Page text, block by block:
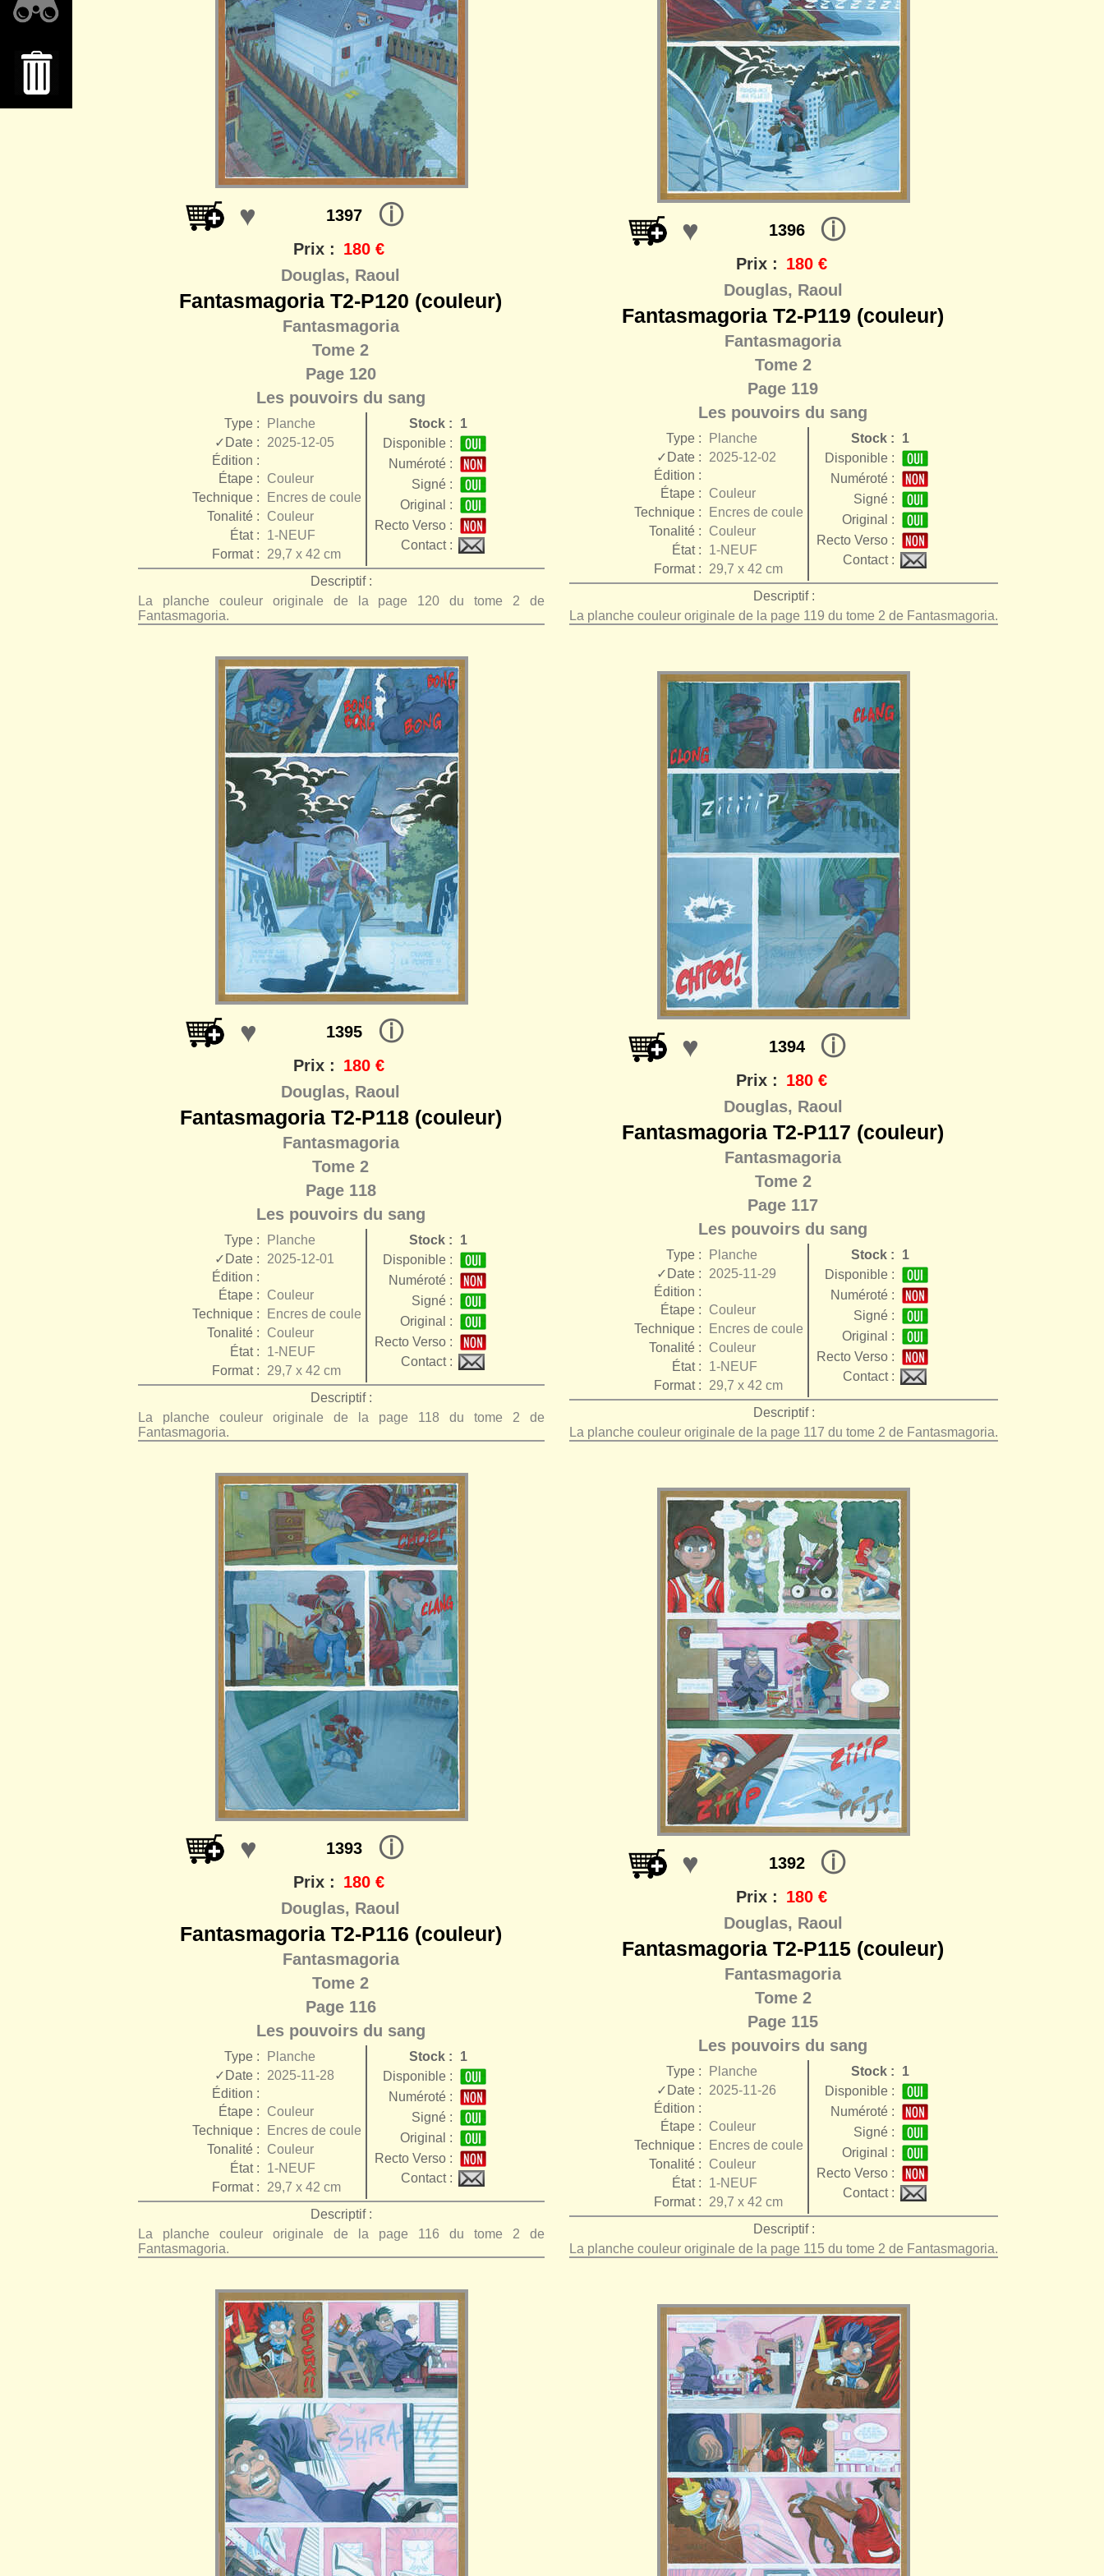
♥ 1397 ⓘ
Prix : 180 €
Douglas, Raoul
Fantasmagoria T2-P120 (couleur)
Fantasmagoria
Tome 2
Page 120
Les pouvoirs du sang
Type :
Planche
✓Date :
2025-12-05
Édition :
Étape :
Couleur
Technique :
Encres de couleur
Tonalité :
Couleur
État :
1-NEUF
Format :
29,7 x 42 cm
Stock :
1
Disponible :
Numéroté :
Signé :
Original :
Recto Verso :
Contact :
Descriptif :
La planche couleur originale de la page 120 du tome 2 de
Fantasmagoria.
♥ 1396 ⓘ
Prix : 180 €
Douglas, Raoul
Fantasmagoria T2-P119 (couleur)
Fantasmagoria
Tome 2
Page 119
Les pouvoirs du sang
Type :
Planche
✓Date :
2025-12-02
Édition :
Étape :
Couleur
Technique :
Encres de couleur
Tonalité :
Couleur
État :
1-NEUF
Format :
29,7 x 42 cm
Stock :
1
Disponible :
Numéroté :
Signé :
Original :
Recto Verso :
Contact :
Descriptif :
La planche couleur originale de la page 119 du tome 2 de Fantasmagoria.
♥ 1395 ⓘ
Prix : 180 €
Douglas, Raoul
Fantasmagoria T2-P118 (couleur)
Fantasmagoria
Tome 2
Page 118
Les pouvoirs du sang
Type :
Planche
✓Date :
2025-12-01
Édition :
Étape :
Couleur
Technique :
Encres de couleur
Tonalité :
Couleur
État :
1-NEUF
Format :
29,7 x 42 cm
Stock :
1
Disponible :
Numéroté :
Signé :
Original :
Recto Verso :
Contact :
Descriptif :
La planche couleur originale de la page 118 du tome 2 de
Fantasmagoria.
♥ 1394 ⓘ
Prix : 180 €
Douglas, Raoul
Fantasmagoria T2-P117 (couleur)
Fantasmagoria
Tome 2
Page 117
Les pouvoirs du sang
Type :
Planche
✓Date :
2025-11-29
Édition :
Étape :
Couleur
Technique :
Encres de couleur
Tonalité :
Couleur
État :
1-NEUF
Format :
29,7 x 42 cm
Stock :
1
Disponible :
Numéroté :
Signé :
Original :
Recto Verso :
Contact :
Descriptif :
La planche couleur originale de la page 117 du tome 2 de Fantasmagoria.
♥ 1393 ⓘ
Prix : 180 €
Douglas, Raoul
Fantasmagoria T2-P116 (couleur)
Fantasmagoria
Tome 2
Page 116
Les pouvoirs du sang
Type :
Planche
✓Date :
2025-11-28
Édition :
Étape :
Couleur
Technique :
Encres de couleur
Tonalité :
Couleur
État :
1-NEUF
Format :
29,7 x 42 cm
Stock :
1
Disponible :
Numéroté :
Signé :
Original :
Recto Verso :
Contact :
Descriptif :
La planche couleur originale de la page 116 du tome 2 de
Fantasmagoria.
♥ 1392 ⓘ
Prix : 180 €
Douglas, Raoul
Fantasmagoria T2-P115 (couleur)
Fantasmagoria
Tome 2
Page 115
Les pouvoirs du sang
Type :
Planche
✓Date :
2025-11-26
Édition :
Étape :
Couleur
Technique :
Encres de couleur
Tonalité :
Couleur
État :
1-NEUF
Format :
29,7 x 42 cm
Stock :
1
Disponible :
Numéroté :
Signé :
Original :
Recto Verso :
Contact :
Descriptif :
La planche couleur originale de la page 115 du tome 2 de Fantasmagoria.